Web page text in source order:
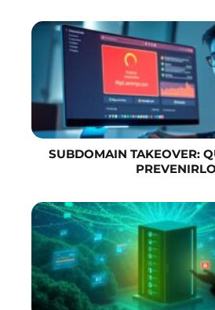
SUBDOMAIN TAKEOVER:
PREVENIRLO